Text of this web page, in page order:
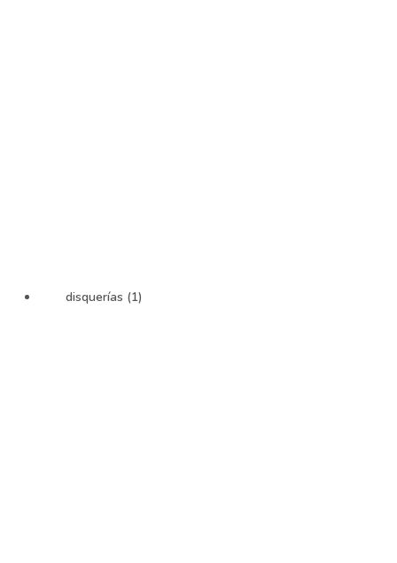
disquerías (1)